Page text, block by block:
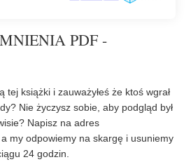
PDF -
tej książki i zauważyłeś że ktoś wgrał
Nie życzysz sobie, aby podgląd był
Napisz na adres
a my odpowiemy na skargę i usuniemy
24 godzin.